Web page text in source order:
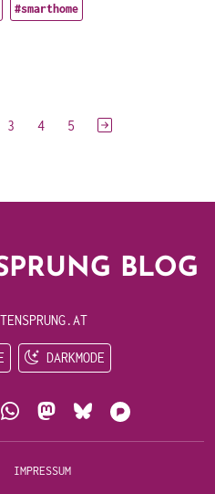
#smarthome
3 4 5
BLOG
DARKMODE
IMPRESSUM